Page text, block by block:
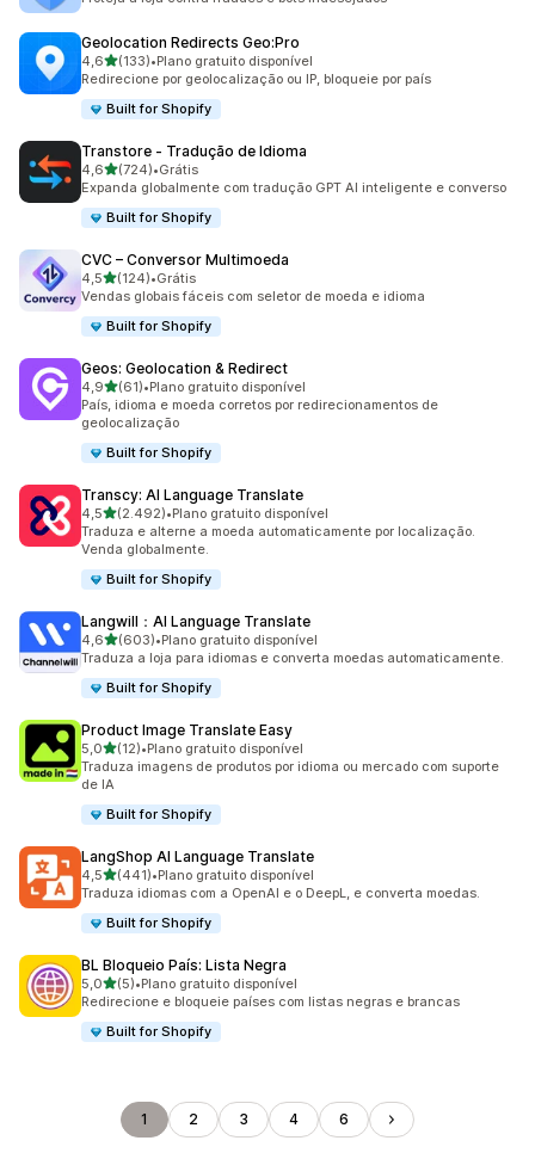
Geolocation Redirects Geo:Pro
4,6de 5 estrelas
(133)
133 avaliações ao todo
•Plano gratuito disponível
Redirecione por geolocalização ou IP, bloqueie por país
Built for Shopify
Transtore ‑ Tradução de Idioma
4,6de 5 estrelas
(724)
724 avaliações ao todo
•Grátis
Expanda globalmente com tradução GPT AI inteligente e converso
Built for Shopify
CVC – Conversor Multimoeda
4,5de 5 estrelas
(124)
124 avaliações ao todo
•Grátis
Vendas globais fáceis com seletor de moeda e idioma
Built for Shopify
Geos: Geolocation & Redirect
4,9de 5 estrelas
(61)
61 avaliações ao todo
•Plano gratuito disponível
País, idioma e moeda corretos por redirecionamentos de
geolocalização
Built for Shopify
Transcy: AI Language Translate
4,5de 5 estrelas
(2.492)
2492 avaliações ao todo
•Plano gratuito disponível
Traduza e alterne a moeda automaticamente por localização.
Venda globalmente.
Built for Shopify
Langwill：AI Language Translate
4,6de 5 estrelas
(603)
603 avaliações ao todo
•Plano gratuito disponível
Traduza a loja para idiomas e converta moedas automaticamente.
Built for Shopify
Product Image Translate Easy
5,0de 5 estrelas
(12)
12 avaliações ao todo
•Plano gratuito disponível
Traduza imagens de produtos por idioma ou mercado com suporte
de IA
Built for Shopify
LangShop AI Language Translate
4,5de 5 estrelas
(441)
441 avaliações ao todo
•Plano gratuito disponível
Traduza idiomas com a OpenAI e o DeepL, e converta moedas.
Built for Shopify
BL Bloqueio País: Lista Negra
5,0de 5 estrelas
(5)
5 avaliações ao todo
•Plano gratuito disponível
Redirecione e bloqueie países com listas negras e brancas
Built for Shopify
1 2 3 4 6